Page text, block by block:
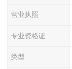
营业执照
专业资格证
类型